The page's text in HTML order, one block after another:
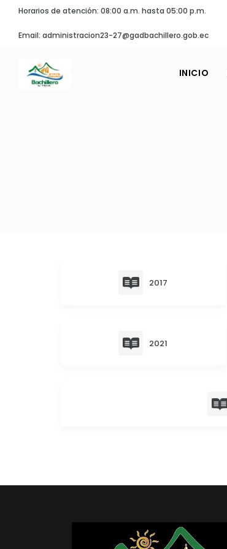
Horarios de atención: 08:00 a.m. hasta 05:00 p.m.
Email: administracion23-27@gadbachillero.gob.ec
INICIO
2017
2021